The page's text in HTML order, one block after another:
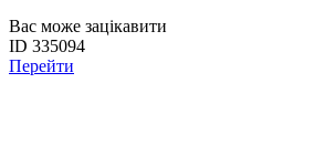
Вас може зацікавити
ID 335094
Перейти